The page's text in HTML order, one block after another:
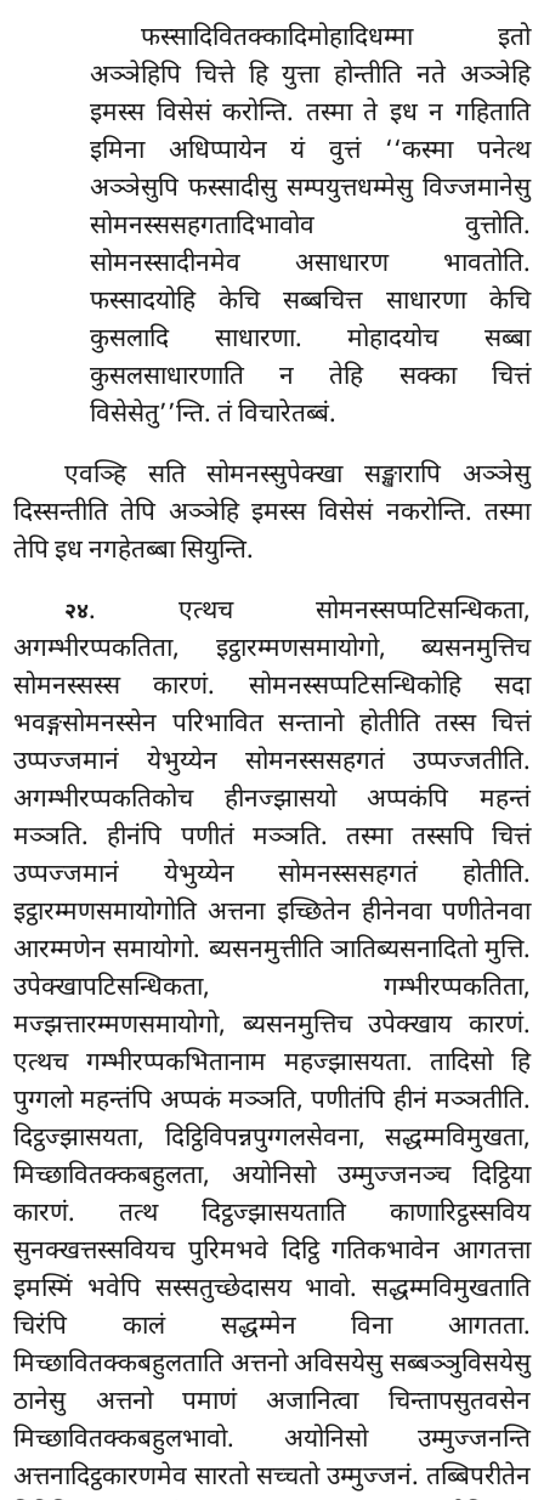
फस्सादिवितक्कादिमोहादिधम्मा इतो
अञ्ञेहिपि चित्ते हि युत्ता होन्तीति नते अञ्ञेहि
इमस्स विसेसं करोन्ति. तस्मा ते इध न गहिताति
इमिना अधिप्पायेन यं वुत्तं ‘‘कस्मा पनेत्थ
अञ्ञेसुपि फस्सादीसु सम्पयुत्तधम्मेसु विज्जमानेसु
सोमनस्ससहगतादिभावोव वुत्तोति.
सोमनस्सादीनमेव असाधारण भावतोति.
फस्सादयोहि केचि सब्बचित्त साधारणा केचि
कुसलादि साधारणा. मोहादयोच सब्बा
कुसलसाधारणाति न तेहि सक्का चित्तं
विसेसेतु’’न्ति. तं विचारेतब्बं.
एवञ्हि सति सोमनस्सुपेक्खा सङ्खारापि अञ्ञेसु
दिस्सन्तीति तेपि अञ्ञेहि इमस्स विसेसं नकरोन्ति. तस्मा
तेपि इध नगहेतब्बा सियुन्ति.
२४. एत्थच सोमनस्सप्पटिसन्धिकता,
अगम्भीरप्पकतिता, इट्ठारम्मणसमायोगो, ब्यसनमुत्तिच
सोमनस्सस्स कारणं. सोमनस्सप्पटिसन्धिकोहि सदा
भवङ्गसोमनस्सेन परिभावित सन्तानो होतीति तस्स चित्तं
उप्पज्जमानं येभुय्येन सोमनस्ससहगतं उप्पज्जतीति.
अगम्भीरप्पकतिकोच हीनज्झासयो अप्पकंपि महन्तं
मञ्ञति. हीनंपि पणीतं मञ्ञति. तस्मा तस्सपि चित्तं
उप्पज्जमानं येभुय्येन सोमनस्ससहगतं होतीति.
इट्ठारम्मणसमायोगोति अत्तना इच्छितेन हीनेनवा पणीतेनवा
आरम्मणेन समायोगो. ब्यसनमुत्तीति ञातिब्यसनादितो मुत्ति.
उपेक्खापटिसन्धिकता, गम्भीरप्पकतिता,
मज्झत्तारम्मणसमायोगो, ब्यसनमुत्तिच उपेक्खाय कारणं.
एत्थच गम्भीरप्पकभितानाम महज्झासयता. तादिसो हि
पुग्गलो महन्तंपि अप्पकं मञ्ञति, पणीतंपि हीनं मञ्ञतीति.
दिट्ठज्झासयता, दिट्ठिविपन्नपुग्गलसेवना, सद्धम्मविमुखता,
मिच्छावितक्कबहुलता, अयोनिसो उम्मुज्जनञ्च दिट्ठिया
कारणं. तत्थ दिट्ठज्झासयताति काणारिट्ठस्सविय
सुनक्खत्तस्सवियच पुरिमभवे दिट्ठि गतिकभावेन आगतत्ता
इमस्मिं भवेपि सस्सतुच्छेदासय भावो. सद्धम्मविमुखताति
चिरंपि कालं सद्धम्मेन विना आगतता.
मिच्छावितक्कबहुलताति अत्तनो अविसयेसु सब्बञ्ञुविसयेसु
ठानेसु अत्तनो पमाणं अजानित्वा चिन्तापसुतवसेन
मिच्छावितक्कबहुलभावो. अयोनिसो उम्मुज्जनन्ति
अत्तनादिट्ठकारणमेव सारतो सच्चतो उम्मुज्जनं. तब्बिपरीतेन